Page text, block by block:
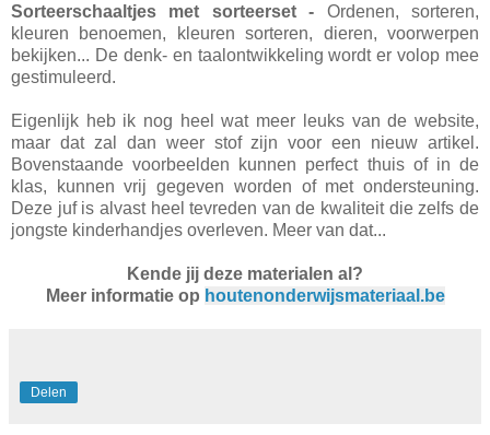
Sorteerschaaltjes met sorteerset - Ordenen, sorteren,
kleuren benoemen, kleuren sorteren, dieren, voorwerpen
bekijken... De denk- en taalontwikkeling wordt er volop mee
gestimuleerd.
Eigenlijk heb ik nog heel wat meer leuks van de website,
maar dat zal dan weer stof zijn voor een nieuw artikel.
Bovenstaande voorbeelden kunnen perfect thuis of in de
klas, kunnen vrij gegeven worden of met ondersteuning.
Deze juf is alvast heel tevreden van de kwaliteit die zelfs de
jongste kinderhandjes overleven. Meer van dat...
Kende jij deze materialen al?
Meer informatie op houtenonderwijsmateriaal.be
Delen